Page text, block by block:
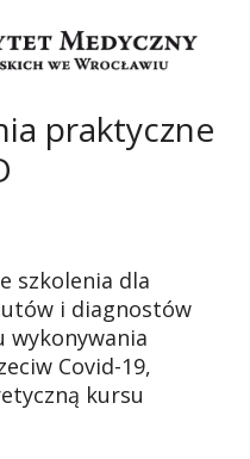
praktyczne
szkolenia dla
i diagnostów
wykonywania
Covid-19,
kursu